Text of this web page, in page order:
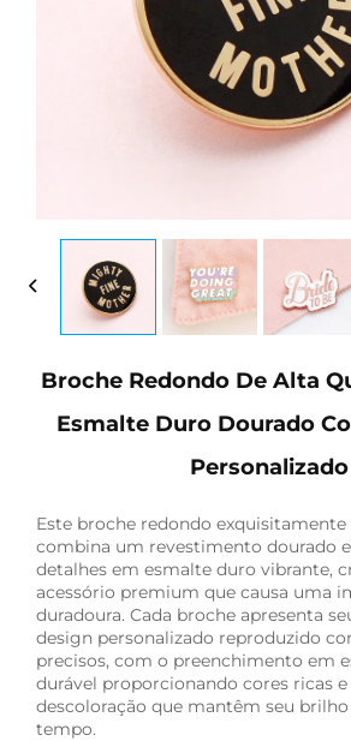
Broche Redondo De Alta
Esmalte Duro Dourado
Personalizado
Este broche redondo
combina um revestimento dourado
detalhes em esmalte duro vibrante,
acessório premium que causa uma
duradoura. Cada broche apresenta
design personalizado reproduzido
precisos, com o preenchimento em
durável proporcionando cores ricas e
descoloração que mantêm seu
tempo.